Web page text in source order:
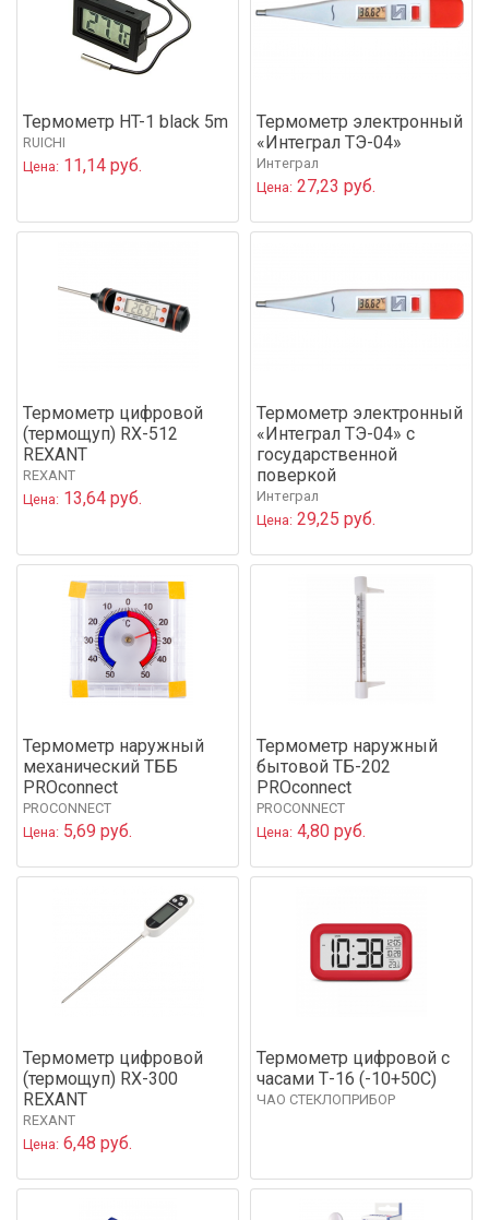
Термометр HT-1 black 5m
RUICHI
Цена: 11,14 руб.
Термометр электронный
«Интеграл ТЭ-04»
Интеграл
Цена: 27,23 руб.
Термометр цифровой
(термощуп) RX-512
REXANT
REXANT
Цена: 13,64 руб.
Термометр электронный
«Интеграл ТЭ-04» с
государственной
поверкой
Интеграл
Цена: 29,25 руб.
Термометр наружный
механический ТББ
PROconnect
PROCONNECT
Цена: 5,69 руб.
Термометр наружный
бытовой ТБ-202
PROconnect
PROCONNECT
Цена: 4,80 руб.
Термометр цифровой
(термощуп) RX-300
REXANT
REXANT
Цена: 6,48 руб.
Термометр цифровой с
часами Т-16 (-10+50С)
ЧАО СТЕКЛОПРИБОР